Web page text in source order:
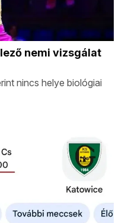
nemi vizsgálat
nincs helye biológiai